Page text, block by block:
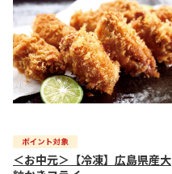
＜お中元＞【冷凍】広島県産大